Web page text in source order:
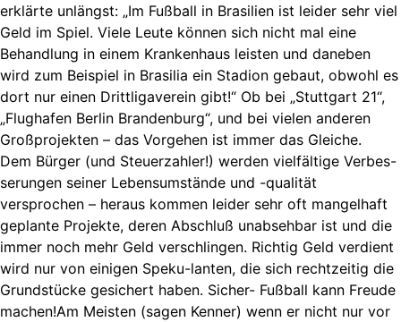
erklärte unlängst: „Im Fußball in Brasilien ist leider sehr viel
Geld im Spiel. Viele Leute können sich nicht mal eine
Behandlung in einem Krankenhaus leisten und daneben
wird zum Beispiel in Brasilia ein Stadion gebaut, obwohl es
dort nur einen Drittligaverein gibt!“ Ob bei „Stuttgart 21“,
„Flughafen Berlin Brandenburg“, und bei vielen anderen
Großprojekten – das Vorgehen ist immer das Gleiche.
Dem Bürger (und Steuerzahler!) werden vielfältige Verbes-
serungen seiner Lebensumstände und -qualität
versprochen – heraus kommen leider sehr oft mangelhaft
geplante Projekte, deren Abschluß unabsehbar ist und die
immer noch mehr Geld verschlingen. Richtig Geld verdient
wird nur von einigen Speku-lanten, die sich rechtzeitig die
Grundstücke gesichert haben. Sicher- Fußball kann Freude
machen!Am Meisten (sagen Kenner) wenn er nicht nur vor